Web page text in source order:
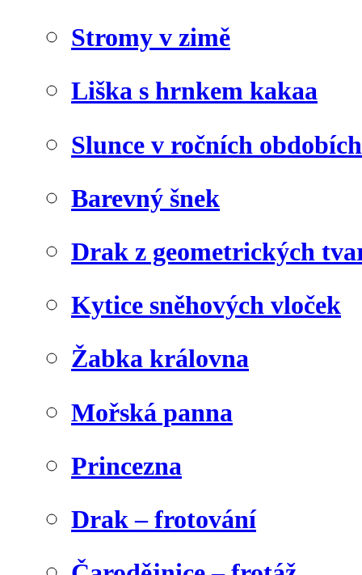
Stromy v zimě
Liška s hrnkem kakaa
Slunce v ročních obdobích
Barevný šnek
Drak z geometrických
Kytice sněhových vloček
Žabka královna
Mořská panna
Princezna
Drak – frotování